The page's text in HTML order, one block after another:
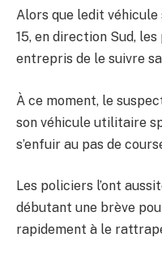
Alors que ledit véhicule
15, en direction Sud,
entrepris de le suivre
À ce moment, le
son véhicule utilitaire
s’enfuir au pas de
Les policiers l’ont
débutant une brève
rapidement à le